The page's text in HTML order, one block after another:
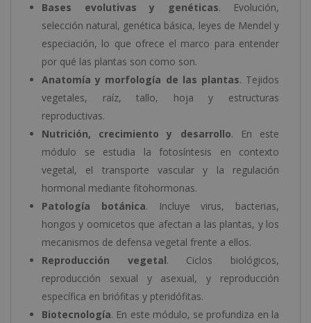
Bases evolutivas y genéticas. Evolución,
selección natural, genética básica, leyes de Mendel y
especiación, lo que ofrece el marco para entender
por qué las plantas son como son.
Anatomía y morfología de las plantas. Tejidos
vegetales, raíz, tallo, hoja y estructuras
reproductivas.
Nutrición, crecimiento y desarrollo. En este
módulo se estudia la fotosíntesis en contexto
vegetal, el transporte vascular y la regulación
hormonal mediante fitohormonas.
Patología botánica. Incluye virus, bacterias,
hongos y oomicetos que afectan a las plantas, y los
mecanismos de defensa vegetal frente a ellos.
Reproducción vegetal. Ciclos biológicos,
reproducción sexual y asexual, y reproducción
específica en briófitas y pteridófitas.
Biotecnología. En este módulo, se profundiza en la